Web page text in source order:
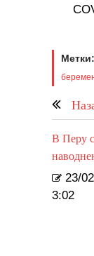
Метки:
В Перу
23/
3:02